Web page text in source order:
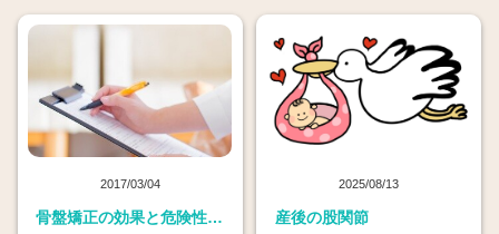
2017/03/04
骨盤矯正の効果と危険性（リスク）
2025/08/13
産後の股関節